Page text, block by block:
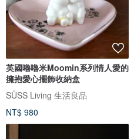
英國嚕嚕米Moomin系列情人愛的
擁抱愛心擺飾收納盒
SÜSS Living 生活良品
NT$ 980